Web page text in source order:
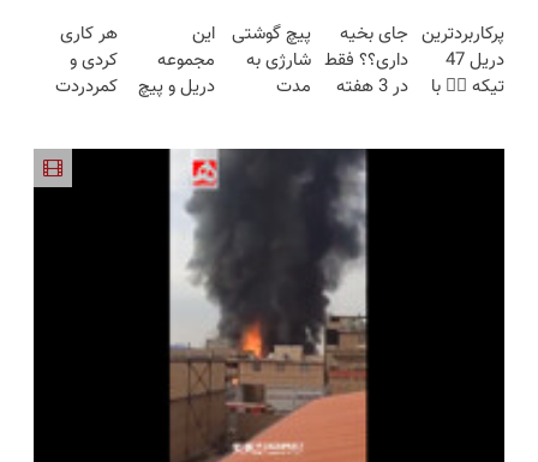
(تخفیف به
مدت
محدود)
هوشمند ⚙️
(نصف
قیمت بازار
هفته!!😍
ساخت!!!
پرکاربردترین
دریل 47
تیکه 👈🏻 با
جای بخیه
داری؟؟ فقط
در 3 هفته
پیچ گوشتی
شارژی به
مدت
همین الان
این
مجموعه
دریل و پیچ
نصف قیمت
بخر!😉
هر کاری
کردی و
کمردردت
پرسشنامه و
دریافت راه